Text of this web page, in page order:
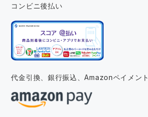
コンビニ後払い
代金引換、銀行振込、Amazonペイメント